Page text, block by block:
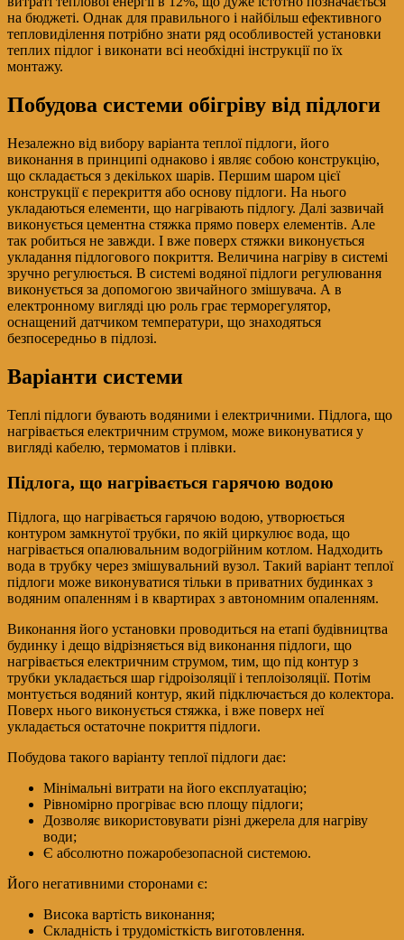
на бюджеті. Однак для правильного і найбільш ефективного
тепловиділення потрібно знати ряд особливостей установки
теплих підлог і виконати всі необхідні інструкції по їх
монтажу.
Побудова системи обігріву від підлоги
Незалежно від вибору варіанта теплої підлоги, його
виконання в принципі однаково і являє собою конструкцію,
що складається з декількох шарів. Першим шаром цієї
конструкції є перекриття або основу підлоги. На нього
укладаються елементи, що нагрівають підлогу. Далі зазвичай
виконується цементна стяжка прямо поверх елементів. Але
так робиться не завжди. І вже поверх стяжки виконується
укладання підлогового покриття. Величина нагріву в системі
зручно регулюється. В системі водяної підлоги регулювання
виконується за допомогою звичайного змішувача. А в
електронному вигляді цю роль грає терморегулятор,
оснащений датчиком температури, що знаходяться
безпосередньо в підлозі.
Варіанти системи
Теплі підлоги бувають водяними і електричними. Підлога, що
нагрівається електричним струмом, може виконуватися у
вигляді кабелю, термоматов і плівки.
Підлога, що нагрівається гарячою водою
Підлога, що нагрівається гарячою водою, утворюється
контуром замкнутої трубки, по якій циркулює вода, що
нагрівається опалювальним водогрійним котлом. Надходить
вода в трубку через змішувальний вузол. Такий варіант теплої
підлоги може виконуватися тільки в приватних будинках з
водяним опаленням і в квартирах з автономним опаленням.
Виконання його установки проводиться на етапі будівництва
будинку і дещо відрізняється від виконання підлоги, що
нагрівається електричним струмом, тим, що під контур з
трубки укладається шар гідроізоляції і теплоізоляції. Потім
монтується водяний контур, який підключається до колектора.
Поверх нього виконується стяжка, і вже поверх неї
укладається остаточне покриття підлоги.
Побудова такого варіанту теплої підлоги дає:
Мінімальні витрати на його експлуатацію;
Рівномірно прогріває всю площу підлоги;
Дозволяє використовувати різні джерела для нагріву
води;
Є абсолютно пожаробезопасной системою.
Його негативними сторонами є:
Висока вартість виконання;
Складність і трудомісткість виготовлення.